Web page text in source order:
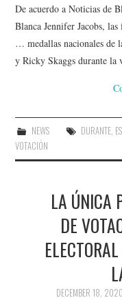
De acuerdo a Noticias de
Blanca Jennifer Jacobs,
… medallas nacionales de
y Ricky Skaggs durante
NEWS DURANTE,
VOTACIÓN
LA ÚNICA
DE
DECEMBER 18, 2020